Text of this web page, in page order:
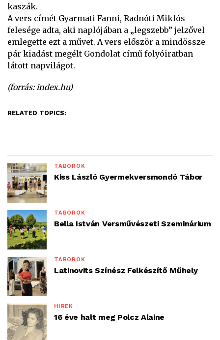
kaszák.
A vers címét Gyarmati Fanni, Radnóti Miklós
felesége adta, aki naplójában a „legszebb” jelzővel
emlegette ezt a művet. A vers először a mindössze
pár kiadást megélt Gondolat című folyóiratban
látott napvilágot.
(forrás: index.hu)
RELATED TOPICS:
TÁBOROK
Kiss László Gyermekversmondó Tábor
TÁBOROK
Bella István Versművészeti Szeminárium
TÁBOROK
Latinovits Színész Felkészítő Műhely
HÍREK
16 éve halt meg Polcz Alaine